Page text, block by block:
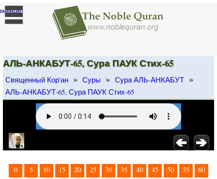
]
АЛЬ-АНКАБУТ-65, Сура ПАУК Стих-65
Священный Кор'ан » Суры » Сура АЛЬ-АНКАБУТ »
АЛЬ-АНКАБУТ-65, Сура ПАУК Стих-65
0 5 10 15 20 25 30 35 40 45 50 55
60